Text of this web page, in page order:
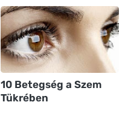
10 Betegség a Szem
Tükrében